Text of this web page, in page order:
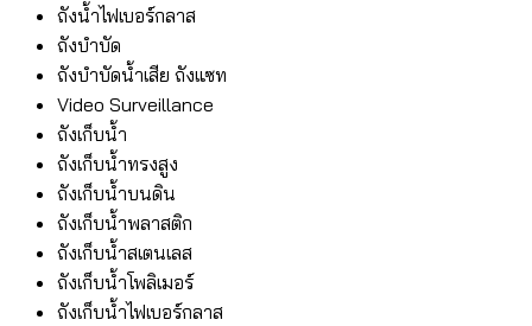
ถังน้ำไฟเบอร์กลาส
ถังบำบัด
ถังบำบัดน้ำเสีย ถังแซท
Video Surveillance
ถังเก็บน้ำ
ถังเก็บน้ำทรงสูง
ถังเก็บน้ำบนดิน
ถังเก็บน้ำพลาสติก
ถังเก็บน้ำสเตนเลส
ถังเก็บน้ำโพลิเมอร์
ถังเก็บน้ำไฟเบอร์กลาส